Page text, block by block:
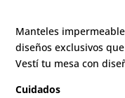
Manteles
diseños exclusivos
Vestí tu mesa con
Cuidados